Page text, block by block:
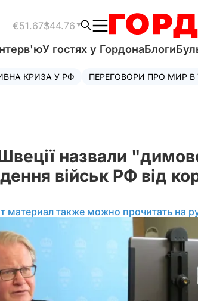
€51.67$44.76
У гостях у ГордонаБлоги
КРИЗА У РФ ПЕРЕГОВОРИ ПРО МИР В
назвали
військ РФ від
материал также можно прочитать на